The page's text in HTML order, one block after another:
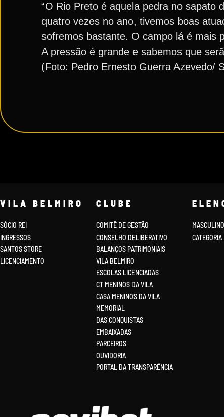
“O Rio Preto é aquela pedra no sapato
quatro vezes no ano, tivemos boas
sofremos bastante. O campo lá é mais
A pressão é grande e sabemos que
(Foto: Pedro Ernesto Guerra Azevedo/
VILA BELMIRO
SÓCIO REI
INGRESSOS
SANTOS STORE
LICENCIAMENTO
CLUBE
COMITÊ DE GESTÃO
CONSELHO DELIBERATIVO
BALANÇOS PATRIMONIAIS
VILA BELMIRO
ESCOLAS LICENCIADAS
CT MENINOS DA VILA
CASA MENINOS DA VILA
MEMORIAL
DAS CONQUISTAS
EMBAIXADAS
PARCEIROS
OUVIDORIA
PORTAL DA TRANSPARÊNCIA
MASCULINO